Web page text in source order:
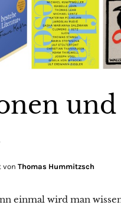
von Thomas Hummitzsch
einmal wird man